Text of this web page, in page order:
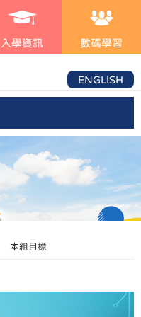
入學資訊 數碼學習
ENGLISH
本組目標